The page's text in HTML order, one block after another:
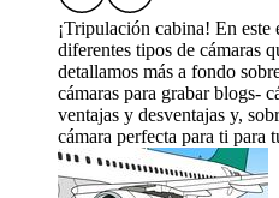
¡Tripulación cabina! En este
diferentes tipos de cámaras
detallamos más a fondo
cámaras para grabar blogs-
ventajas y desventajas y,
cámara perfecta para ti para